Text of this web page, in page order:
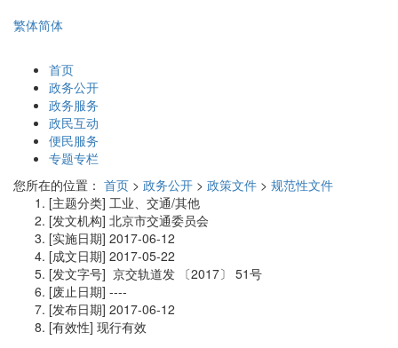
繁体简体
首页
政务公开
政务服务
政民互动
便民服务
专题专栏
您所在的位置： 首页 > 政务公开 > 政策文件 > 规范性文件
[主题分类] 工业、交通/其他
[发文机构] 北京市交通委员会
[实施日期] 2017-06-12
[成文日期] 2017-05-22
[发文字号] 京交轨道发 〔2017〕 51号
[废止日期] ----
[发布日期] 2017-06-12
[有效性] 现行有效